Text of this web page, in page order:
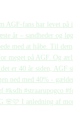
I anledning af